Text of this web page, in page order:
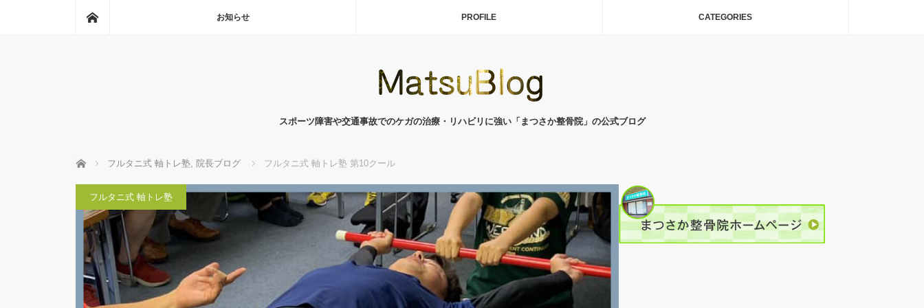
お知らせ PROFILE CATEGORIES
スポーツ障害や交通事故でのケガの治療・リハビリに強い「まつさか整骨院」の公式ブログ
ホーム フルタニ式 軸トレ塾, 院長ブログ フルタニ式 軸トレ塾 第10クール
フルタニ式 軸トレ塾